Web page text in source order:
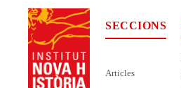
SECCIONS
Articles